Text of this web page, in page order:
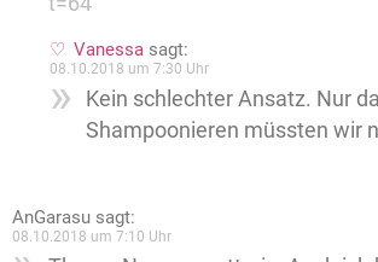
Vanessa sagt:
08.10.2018 um 7:30 Uhr
Kein schlechter Ansatz. Nur
Shampoonieren müssten wir
AnGarasu sagt:
08.10.2018 um 7:10 Uhr